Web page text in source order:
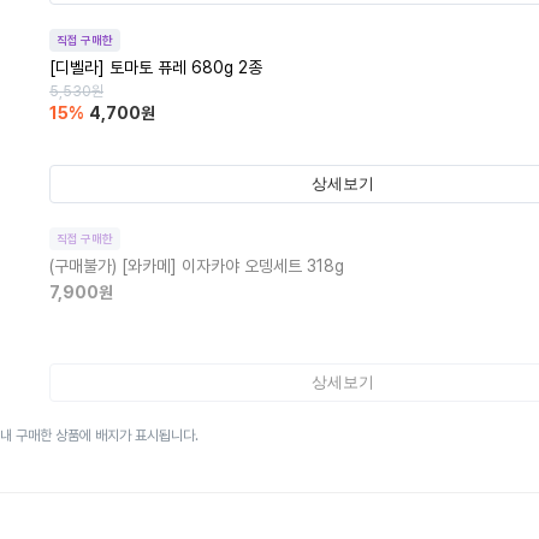
직접 구매한
[디벨라] 토마토 퓨레 680g 2종
5,530원
15% 4,700원
상세보기
직접 구매한
(구매불가) [와카메] 이자카야 오뎅세트 318g
7,900원
상세보기
구매한 상품에 배지가 표시됩니다.